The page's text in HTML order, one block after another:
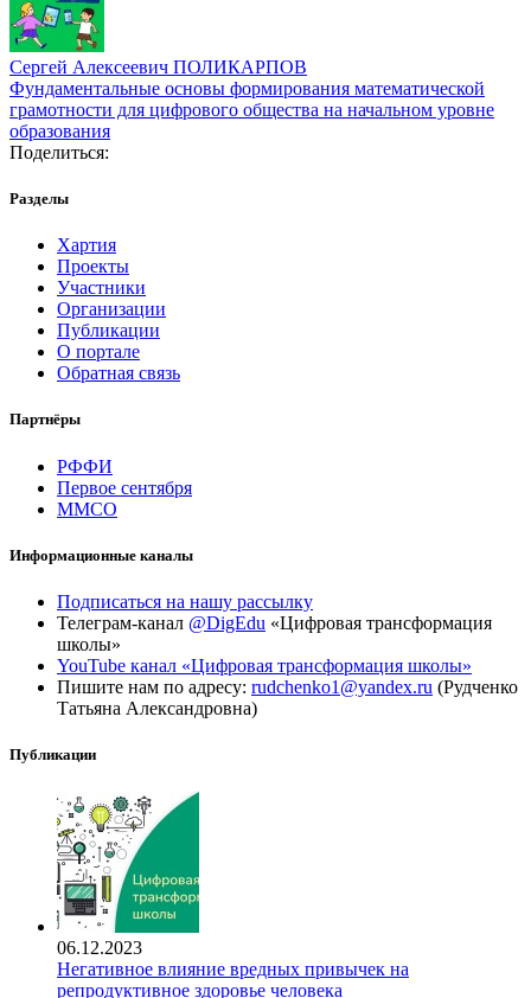
Сергей Алексеевич ПОЛИКАРПОВ
Фундаментальные основы формирования математической
грамотности для цифрового общества на начальном уровне
образования
Поделиться:
Разделы
Хартия
Проекты
Участники
Организации
Публикации
О портале
Обратная связь
Партнёры
РФФИ
Первое сентября
ММСО
Информационные каналы
Подписаться на нашу рассылку
Телеграм-канал @DigEdu «Цифровая трансформация
школы»
YouTube канал «Цифровая трансформация школы»
Пишите нам по адресу: rudchenko1@yandex.ru (Рудченко
Татьяна Александровна)
Публикации
06.12.2023
Негативное влияние вредных привычек на
репродуктивное здоровье человека